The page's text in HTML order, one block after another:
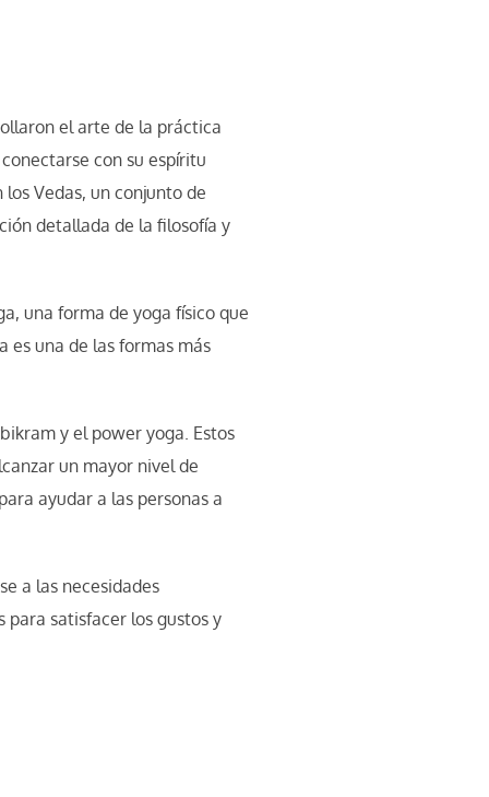
el arte de la práctica
con su espíritu
Vedas, un conjunto de
detallada de la filosofía y
una forma de yoga físico que
es una de las formas más
y el power yoga. Estos
un mayor nivel de
ayudar a las personas a
a las necesidades
para satisfacer los gustos y